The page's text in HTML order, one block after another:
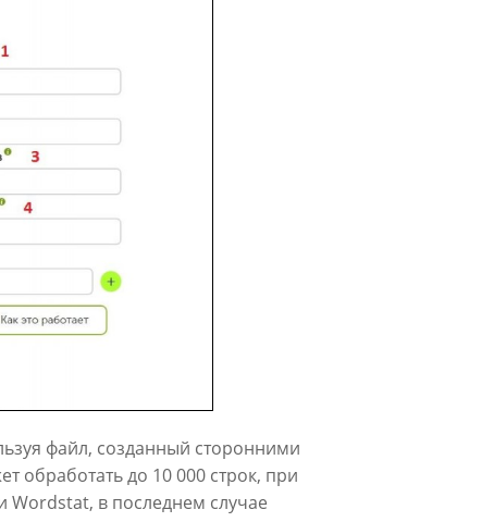
файл, созданный сторонними
обработать до 10 000 строк, при
Wordstat, в последнем случае